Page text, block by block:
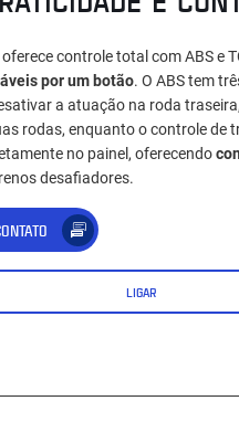
oferece controle total com ABS e
por um botão. O ABS tem
a atuação na roda
rodas, enquanto o controle de
no painel, oferecendo
desafiadores.
LIGAR